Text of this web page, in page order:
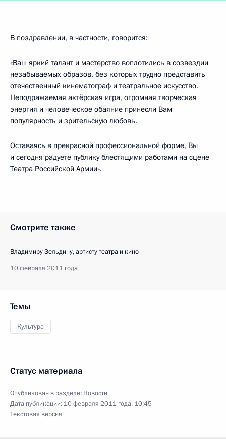
В поздравлении, в частности, говорится:
«Ваш яркий талант и мастерство воплотились в созвездии
незабываемых образов, без которых трудно представить
отечественный кинематограф и театральное искусство.
Неподражаемая актёрская игра, огромная творческая
энергия и человеческое обаяние принесли Вам
популярность и зрительскую любовь.
Оставаясь в прекрасной профессиональной форме, Вы
и сегодня радуете публику блестящими работами на сцене
Театра Российской Армии».
Смотрите также
Владимиру Зельдину, артисту театра и кино
10 февраля 2011 года
Темы
Культура
Статус материала
Опубликован в разделе: Новости
Дата публикации: 10 февраля 2011 года, 10:45
Текстовая версия